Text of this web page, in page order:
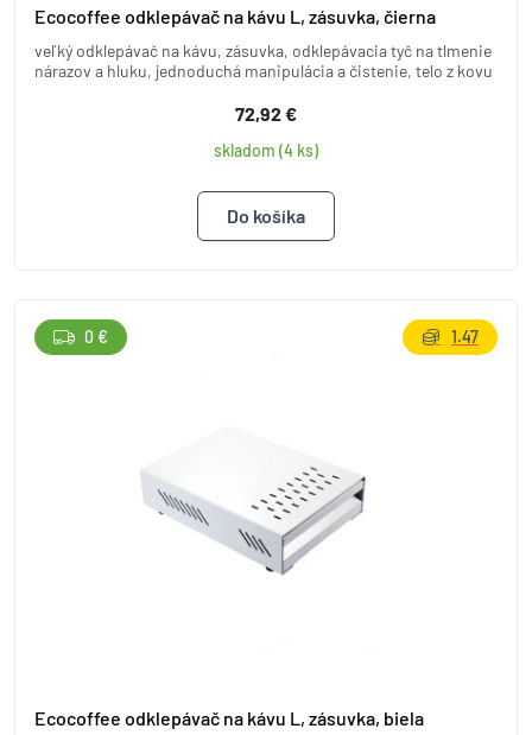
Ecocoffee odklepávač na kávu L, zásuvka, čierna
veľký odklepávač na kávu, zásuvka, odklepávacia tyč na tlmenie
nárazov a hluku, jednoduchá manipulácia a čistenie, telo z kovu
72,92 €
skladom (4 ks)
Ecocoffee odklepávač na kávu L, zásuvka, biela
0 € 1.47